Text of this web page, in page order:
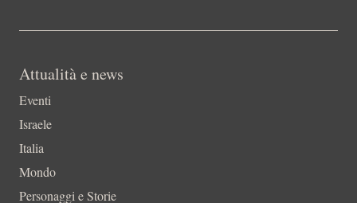
Attualità e news
Eventi
Israele
Italia
Mondo
Personaggi e Storie